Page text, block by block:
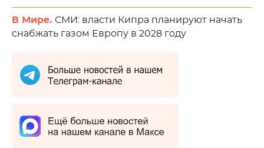
В Мире. СМИ: власти Кипра планируют начать
снабжать газом Европу в 2028 году